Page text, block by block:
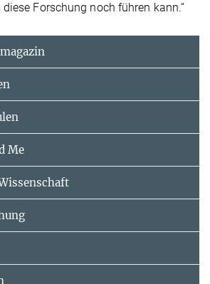
Forschung noch führen kann.“
Me